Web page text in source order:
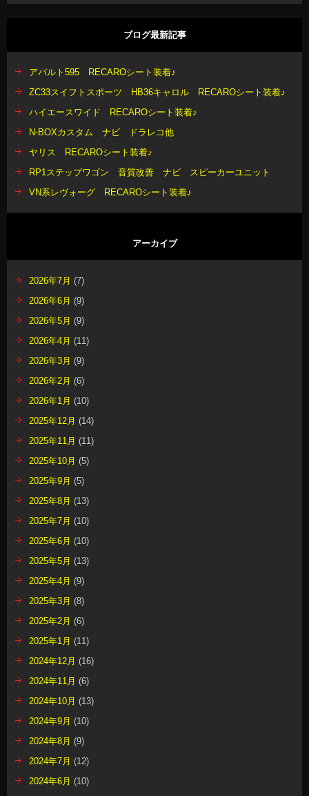
ブログ最新記事
アバルト595 RECAROシート装着♪
ZC33スイフトスポーツ HB36キャロル RECAROシート装着♪
ハイエースワイド RECAROシート装着♪
N-BOXカスタム ナビ ドラレコ他
ヤリス RECAROシート装着♪
RP1ステップワゴン 音質改善 ナビ スピーカーユニット
VN系レヴォーグ RECAROシート装着♪
アーカイブ
2026年7月 (7)
2026年6月 (9)
2026年5月 (9)
2026年4月 (11)
2026年3月 (9)
2026年2月 (6)
2026年1月 (10)
2025年12月 (14)
2025年11月 (11)
2025年10月 (5)
2025年9月 (5)
2025年8月 (13)
2025年7月 (10)
2025年6月 (10)
2025年5月 (13)
2025年4月 (9)
2025年3月 (8)
2025年2月 (6)
2025年1月 (11)
2024年12月 (16)
2024年11月 (6)
2024年10月 (13)
2024年9月 (10)
2024年8月 (9)
2024年7月 (12)
2024年6月 (10)